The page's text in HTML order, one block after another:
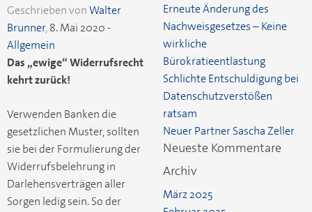
Geschrieben vonWalter
Brunner, 8. Mai 2020-
Allgemein
Das „ewige“ Widerrufsrecht
kehrt zurück!
Verwenden Banken die
gesetzlichen Muster, sollten
sie bei der Formulierung der
Widerrufsbelehrung in
Darlehensverträgen aller
Sorgen ledig sein. So der
Erneute Änderung des
Nachweisgesetzes – Keine
wirkliche
Bürokratieentlastung
Schlichte Entschuldigung bei
Datenschutzverstößen
ratsam
Neuer Partner Sascha Zeller
Neueste Kommentare
Archiv
März 2025